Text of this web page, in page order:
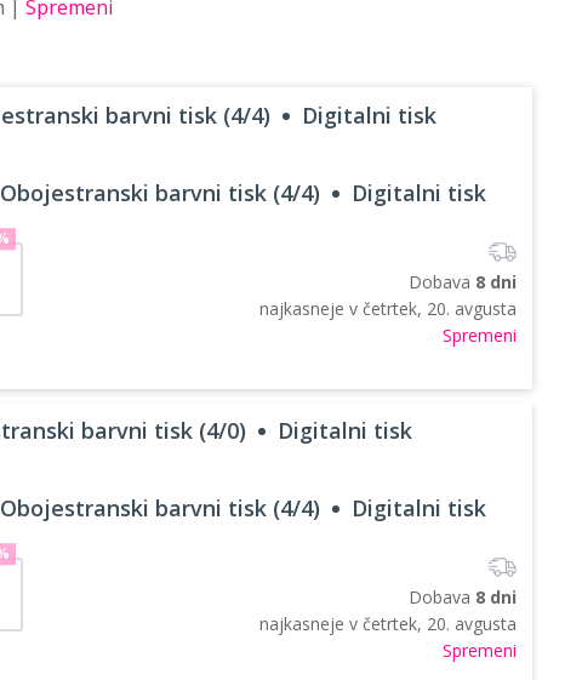
| Spremeni
barvni tisk (4/4) Digitalni tisk
Obojestranski barvni tisk (4/4) Digitalni tisk
Dobava 8 dni
najkasneje v četrtek, 20. avgusta
Spremeni
barvni tisk (4/0) Digitalni tisk
Obojestranski barvni tisk (4/4) Digitalni tisk
Dobava 8 dni
najkasneje v četrtek, 20. avgusta
Spremeni